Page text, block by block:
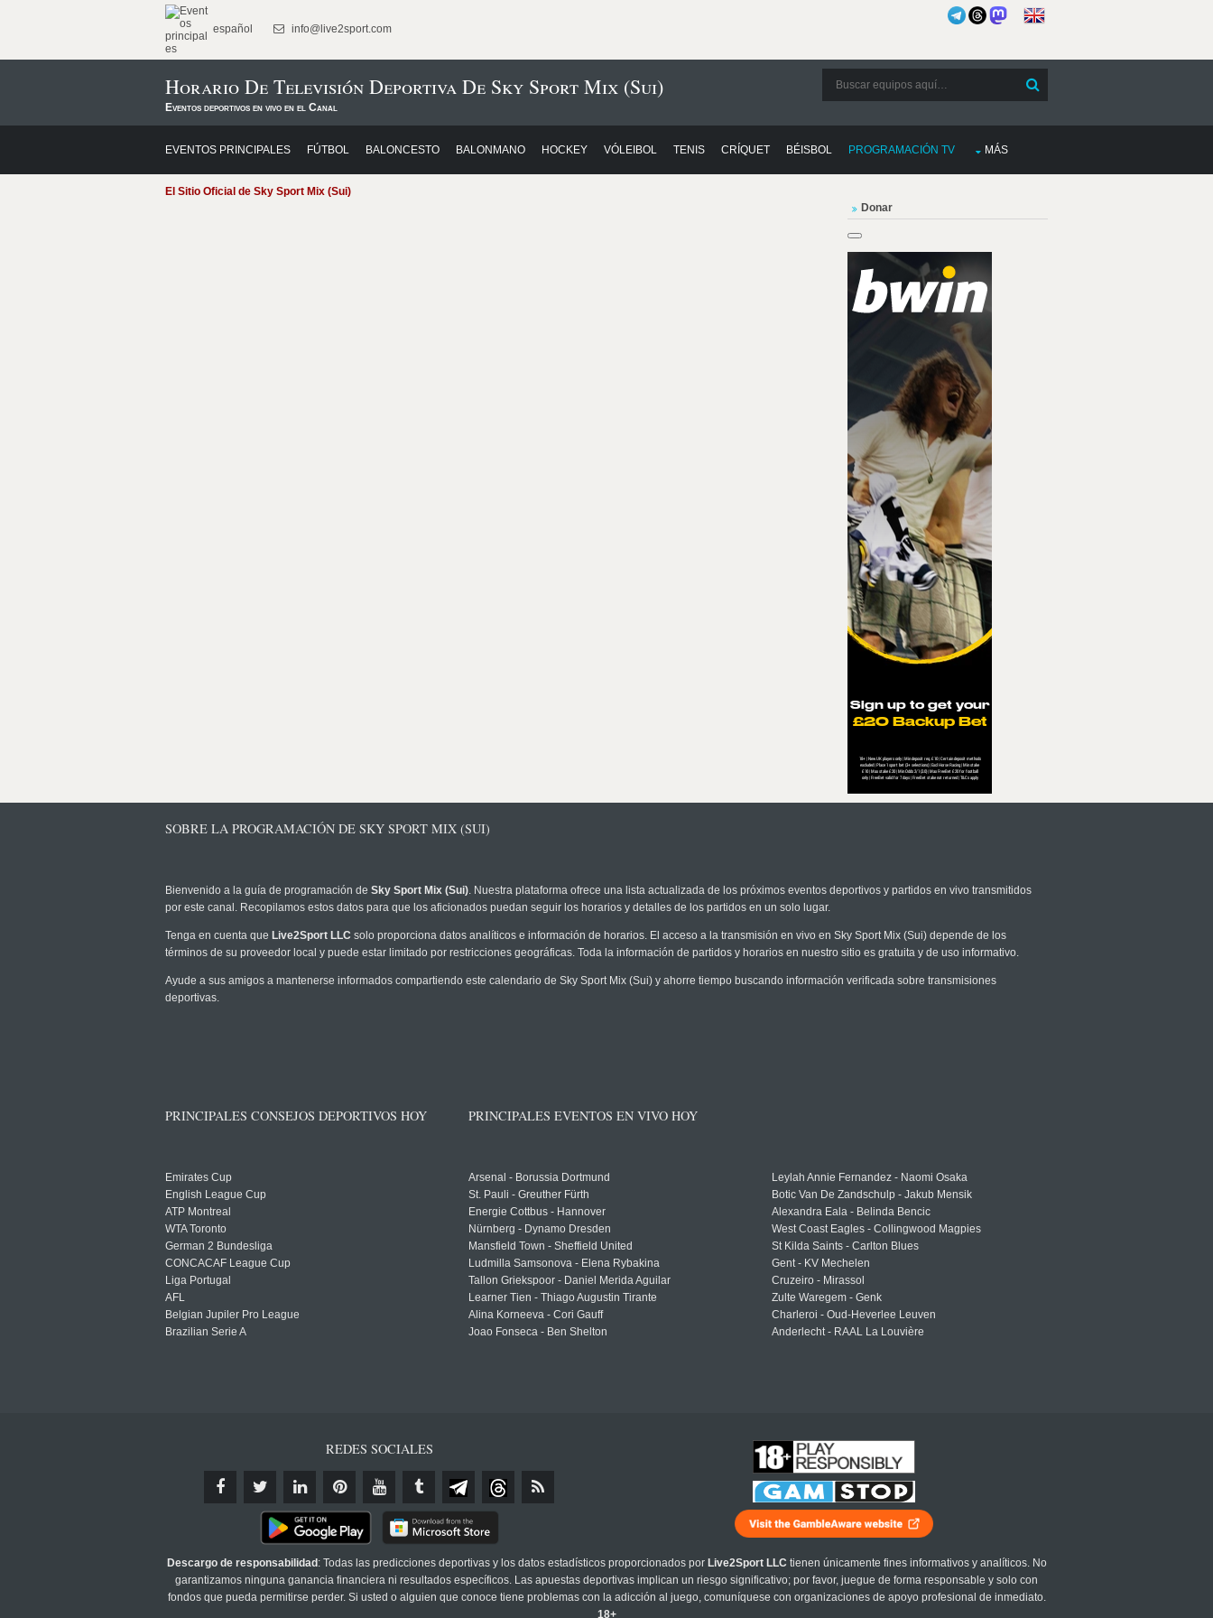
español info@live2sport.com
Horario De Televisión Deportiva De Sky Sport Mix (Sui)
Eventos deportivos en vivo en el Canal
EVENTOS PRINCIPALES FÚTBOL BALONCESTO BALONMANO HOCKEY VÓLEIBOL TENIS CRÍQUET BÉISBOL PROGRAMACIÓN TV MÁS
El Sitio Oficial de Sky Sport Mix (Sui)
Donar
SOBRE LA PROGRAMACIÓN DE SKY SPORT MIX (SUI)
Bienvenido a la guía de programación de Sky Sport Mix (Sui). Nuestra plataforma ofrece una lista actualizada de los próximos eventos deportivos y partidos en vivo transmitidos
por este canal. Recopilamos estos datos para que los aficionados puedan seguir los horarios y detalles de los partidos en un solo lugar.
Tenga en cuenta que Live2Sport LLC solo proporciona datos analíticos e información de horarios. El acceso a la transmisión en vivo en Sky Sport Mix (Sui) depende de los
términos de su proveedor local y puede estar limitado por restricciones geográficas. Toda la información de partidos y horarios en nuestro sitio es gratuita y de uso informativo.
Ayude a sus amigos a mantenerse informados compartiendo este calendario de Sky Sport Mix (Sui) y ahorre tiempo buscando información verificada sobre transmisiones
deportivas.
PRINCIPALES CONSEJOS DEPORTIVOS HOY
Emirates Cup
English League Cup
ATP Montreal
WTA Toronto
German 2 Bundesliga
CONCACAF League Cup
Liga Portugal
AFL
Belgian Jupiler Pro League
Brazilian Serie A
PRINCIPALES EVENTOS EN VIVO HOY
Arsenal - Borussia Dortmund
St. Pauli - Greuther Fürth
Energie Cottbus - Hannover
Nürnberg - Dynamo Dresden
Mansfield Town - Sheffield United
Ludmilla Samsonova - Elena Rybakina
Tallon Griekspoor - Daniel Merida Aguilar
Learner Tien - Thiago Augustin Tirante
Alina Korneeva - Cori Gauff
Joao Fonseca - Ben Shelton
Leylah Annie Fernandez - Naomi Osaka
Botic Van De Zandschulp - Jakub Mensik
Alexandra Eala - Belinda Bencic
West Coast Eagles - Collingwood Magpies
St Kilda Saints - Carlton Blues
Gent - KV Mechelen
Cruzeiro - Mirassol
Zulte Waregem - Genk
Charleroi - Oud-Heverlee Leuven
Anderlecht - RAAL La Louvière
REDES SOCIALES
Descargo de responsabilidad : Todas las predicciones deportivas y los datos estadísticos proporcionados por Live2Sport LLC tienen únicamente fines informativos y analíticos. No
garantizamos ninguna ganancia financiera ni resultados específicos. Las apuestas deportivas implican un riesgo significativo; por favor, juegue de forma responsable y solo con
fondos que pueda permitirse perder. Si usted o alguien que conoce tiene problemas con la adicción al juego, comuníquese con organizaciones de apoyo profesional de inmediato.
18+